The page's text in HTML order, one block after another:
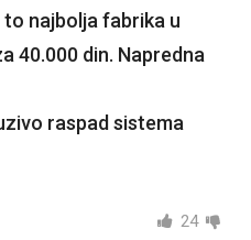
to najbolja fabrika u
40.000 din. Napredna
raspad sistema
24